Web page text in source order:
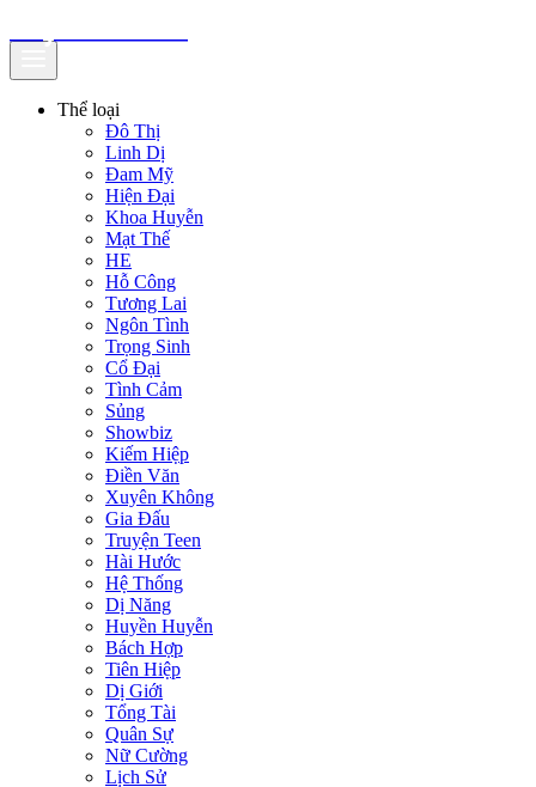
Thể loại
Đô Thị
Linh Dị
Đam Mỹ
Hiện Đại
Khoa Huyễn
Mạt Thế
HE
Hỗ Công
Tương Lai
Ngôn Tình
Trọng Sinh
Cổ Đại
Tình Cảm
Sủng
Showbiz
Kiếm Hiệp
Điền Văn
Xuyên Không
Gia Đấu
Truyện Teen
Hài Hước
Hệ Thống
Dị Năng
Huyền Huyễn
Bách Hợp
Tiên Hiệp
Dị Giới
Tổng Tài
Quân Sự
Nữ Cường
Lịch Sử